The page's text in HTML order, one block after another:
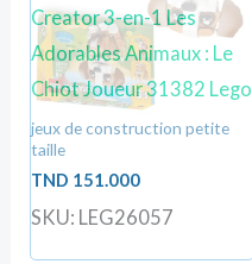
Creator 3-en-1 Les
Adorables Animaux : Le
Chiot Joueur 31382 Lego
jeux de construction petite
taille
TND 151.000
SKU: LEG26057